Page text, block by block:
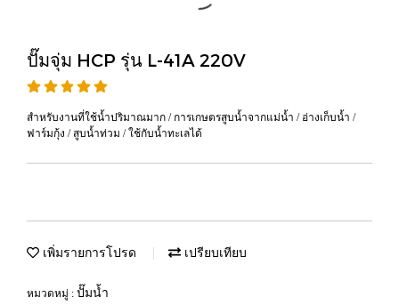
ปั๊มจุ่ม HCP รุ่น L-41A 220V
สำหรับงานที่ใช้น้ำปริมาณมาก / การเกษตรสูบน้ำจากแม่น้ำ / อ่างเก็บน้ำ /
ฟาร์มกุ้ง / สูบน้ำท่วม / ใช้กับน้ำทะเลได้
เพิ่มรายการโปรด เปรียบเทียบ
หมวดหมู่ : ปั๊มน้ำ